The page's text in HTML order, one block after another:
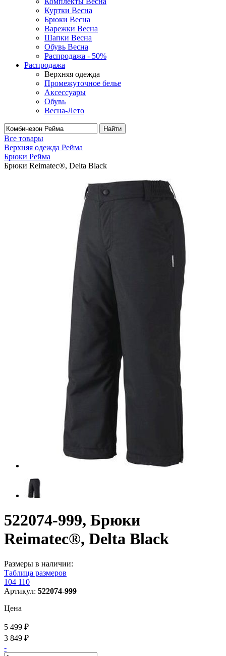
Куртки Весна
Брюки Весна
Варежки Весна
Шапки Весна
Обувь Весна
Распродажа - 50%
Распродажа
Верхняя одежда
Промежуточное белье
Аксессуары
Обувь
Весна-Лето
Найти
Все товары
Верхняя одежда Рейма
Брюки Рейма
Брюки Reimatec®, Delta Black
522074-999, Брюки
Reimatec®, Delta Black
Размеры в наличии:
Таблица размеров
104 110
Артикул: 522074-999
Цена
5 499 ₽
3 849 ₽
-